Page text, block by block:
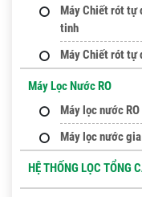
Máy Chiết rót tự
tinh
Máy Chiết rót tự
Máy Lọc Nước RO
Máy lọc nước
Máy lọc nước
HỆ THỐNG LỌC TỔNG